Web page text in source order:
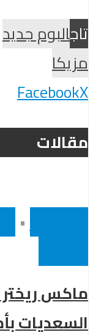
تاجالبوم جديد
مزيكا
FacebookX
مقالات
•
ماكس ريختر
السعديات